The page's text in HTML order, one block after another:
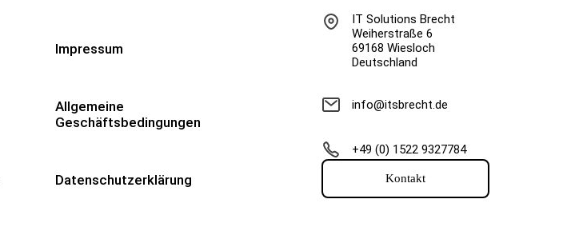
Impressum
Allgemeine
Geschäftsbedingungen
Datenschutzerklärung
IT Solutions Brecht
Weiherstraße 6
69168 Wiesloch
Deutschland
info@itsbrecht.de
+49 (0) 1522 9327784
Kontakt